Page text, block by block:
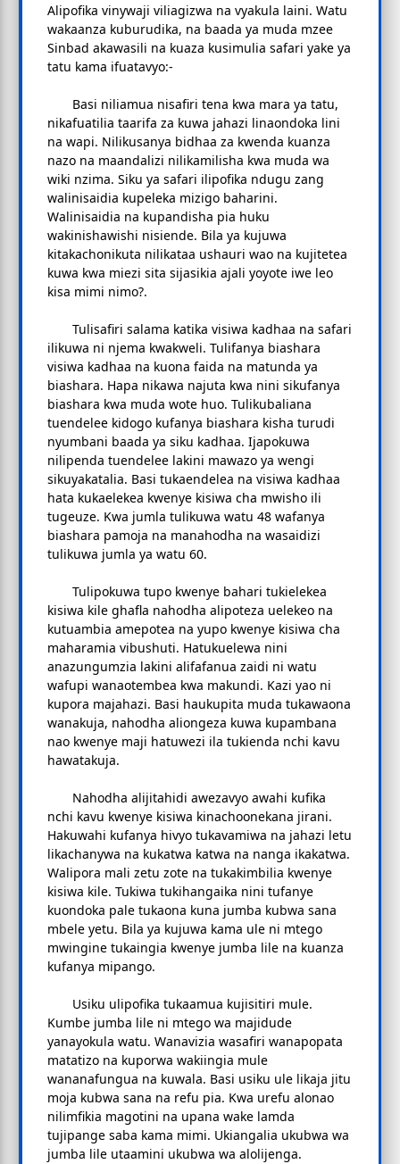
Alipofika vinywaji viliagizwa na vyakula laini. Watu
wakaanza kuburudika, na baada ya muda mzee
Sinbad akawasili na kuaza kusimulia safari yake ya
tatu kama ifuatavyo:-
Basi niliamua nisafiri tena kwa mara ya tatu,
nikafuatilia taarifa za kuwa jahazi linaondoka lini
na wapi. Nilikusanya bidhaa za kwenda kuanza
nazo na maandalizi nilikamilisha kwa muda wa
wiki nzima. Siku ya safari ilipofika ndugu zang
walinisaidia kupeleka mizigo baharini.
Walinisaidia na kupandisha pia huku
wakinishawishi nisiende. Bila ya kujuwa
kitakachonikuta nilikataa ushauri wao na kujitetea
kuwa kwa miezi sita sijasikia ajali yoyote iwe leo
kisa mimi nimo?.
Tulisafiri salama katika visiwa kadhaa na safari
ilikuwa ni njema kwakweli. Tulifanya biashara
visiwa kadhaa na kuona faida na matunda ya
biashara. Hapa nikawa najuta kwa nini sikufanya
biashara kwa muda wote huo. Tulikubaliana
tuendelee kidogo kufanya biashara kisha turudi
nyumbani baada ya siku kadhaa. Ijapokuwa
nilipenda tuendelee lakini mawazo ya wengi
sikuyakatalia. Basi tukaendelea na visiwa kadhaa
hata kukaelekea kwenye kisiwa cha mwisho ili
tugeuze. Kwa jumla tulikuwa watu 48 wafanya
biashara pamoja na manahodha na wasaidizi
tulikuwa jumla ya watu 60.
Tulipokuwa tupo kwenye bahari tukielekea
kisiwa kile ghafla nahodha alipoteza uelekeo na
kutuambia amepotea na yupo kwenye kisiwa cha
maharamia vibushuti. Hatukuelewa nini
anazungumzia lakini alifafanua zaidi ni watu
wafupi wanaotembea kwa makundi. Kazi yao ni
kupora majahazi. Basi haukupita muda tukawaona
wanakuja, nahodha aliongeza kuwa kupambana
nao kwenye maji hatuwezi ila tukienda nchi kavu
hawatakuja.
Nahodha alijitahidi awezavyo awahi kufika
nchi kavu kwenye kisiwa kinachoonekana jirani.
Hakuwahi kufanya hivyo tukavamiwa na jahazi letu
likachanywa na kukatwa katwa na nanga ikakatwa.
Walipora mali zetu zote na tukakimbilia kwenye
kisiwa kile. Tukiwa tukihangaika nini tufanye
kuondoka pale tukaona kuna jumba kubwa sana
mbele yetu. Bila ya kujuwa kama ule ni mtego
mwingine tukaingia kwenye jumba lile na kuanza
kufanya mipango.
Usiku ulipofika tukaamua kujisitiri mule.
Kumbe jumba lile ni mtego wa majidude
yanayokula watu. Wanavizia wasafiri wanapopata
matatizo na kuporwa wakiingia mule
wananafungua na kuwala. Basi usiku ule likaja jitu
moja kubwa sana na refu pia. Kwa urefu alonao
nilimfikia magotini na upana wake lamda
tujipange saba kama mimi. Ukiangalia ukubwa wa
jumba lile utaamini ukubwa wa alolijenga.